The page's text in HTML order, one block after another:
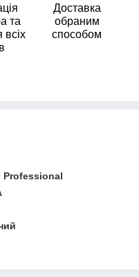
та
всіх
Доставка
обраним
способом
Professional